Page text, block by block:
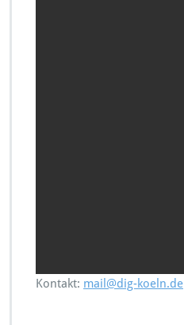
Kontakt: mail@dig-koeln.de